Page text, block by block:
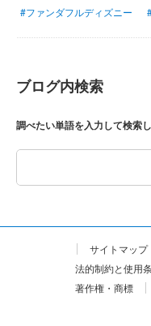
#ファンダフルディズニー
ブログ内検索
調べたい単語を入力して検索
サイトマップ
法的制約と使用
著作権・商標